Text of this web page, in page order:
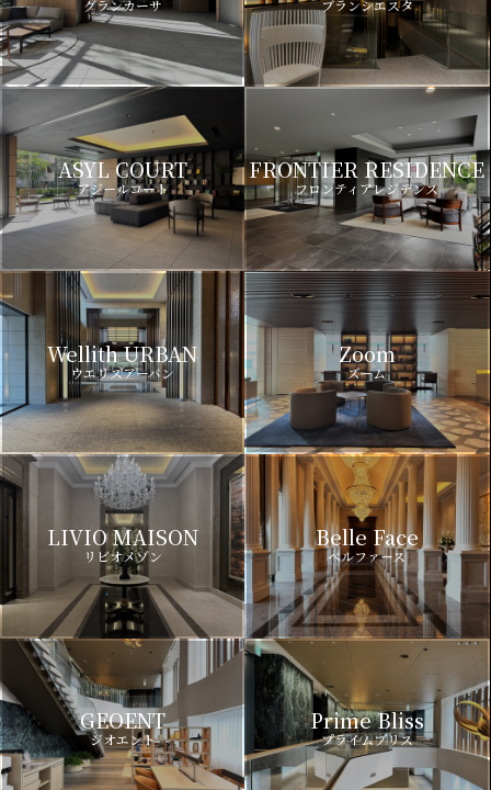
グランカーサ ブランシエスタ
ASYL COURT
アジールコート
FRONTIER RESIDENCE
フロンティアレジデンス
Wellith URBAN
ウエリスアーバン
Zoom
ズーム
LIVIO MAISON
リビオメゾン
Belle Face
ベルファース
GEOENT
ジオエント
Prime Bliss
プライムブリス